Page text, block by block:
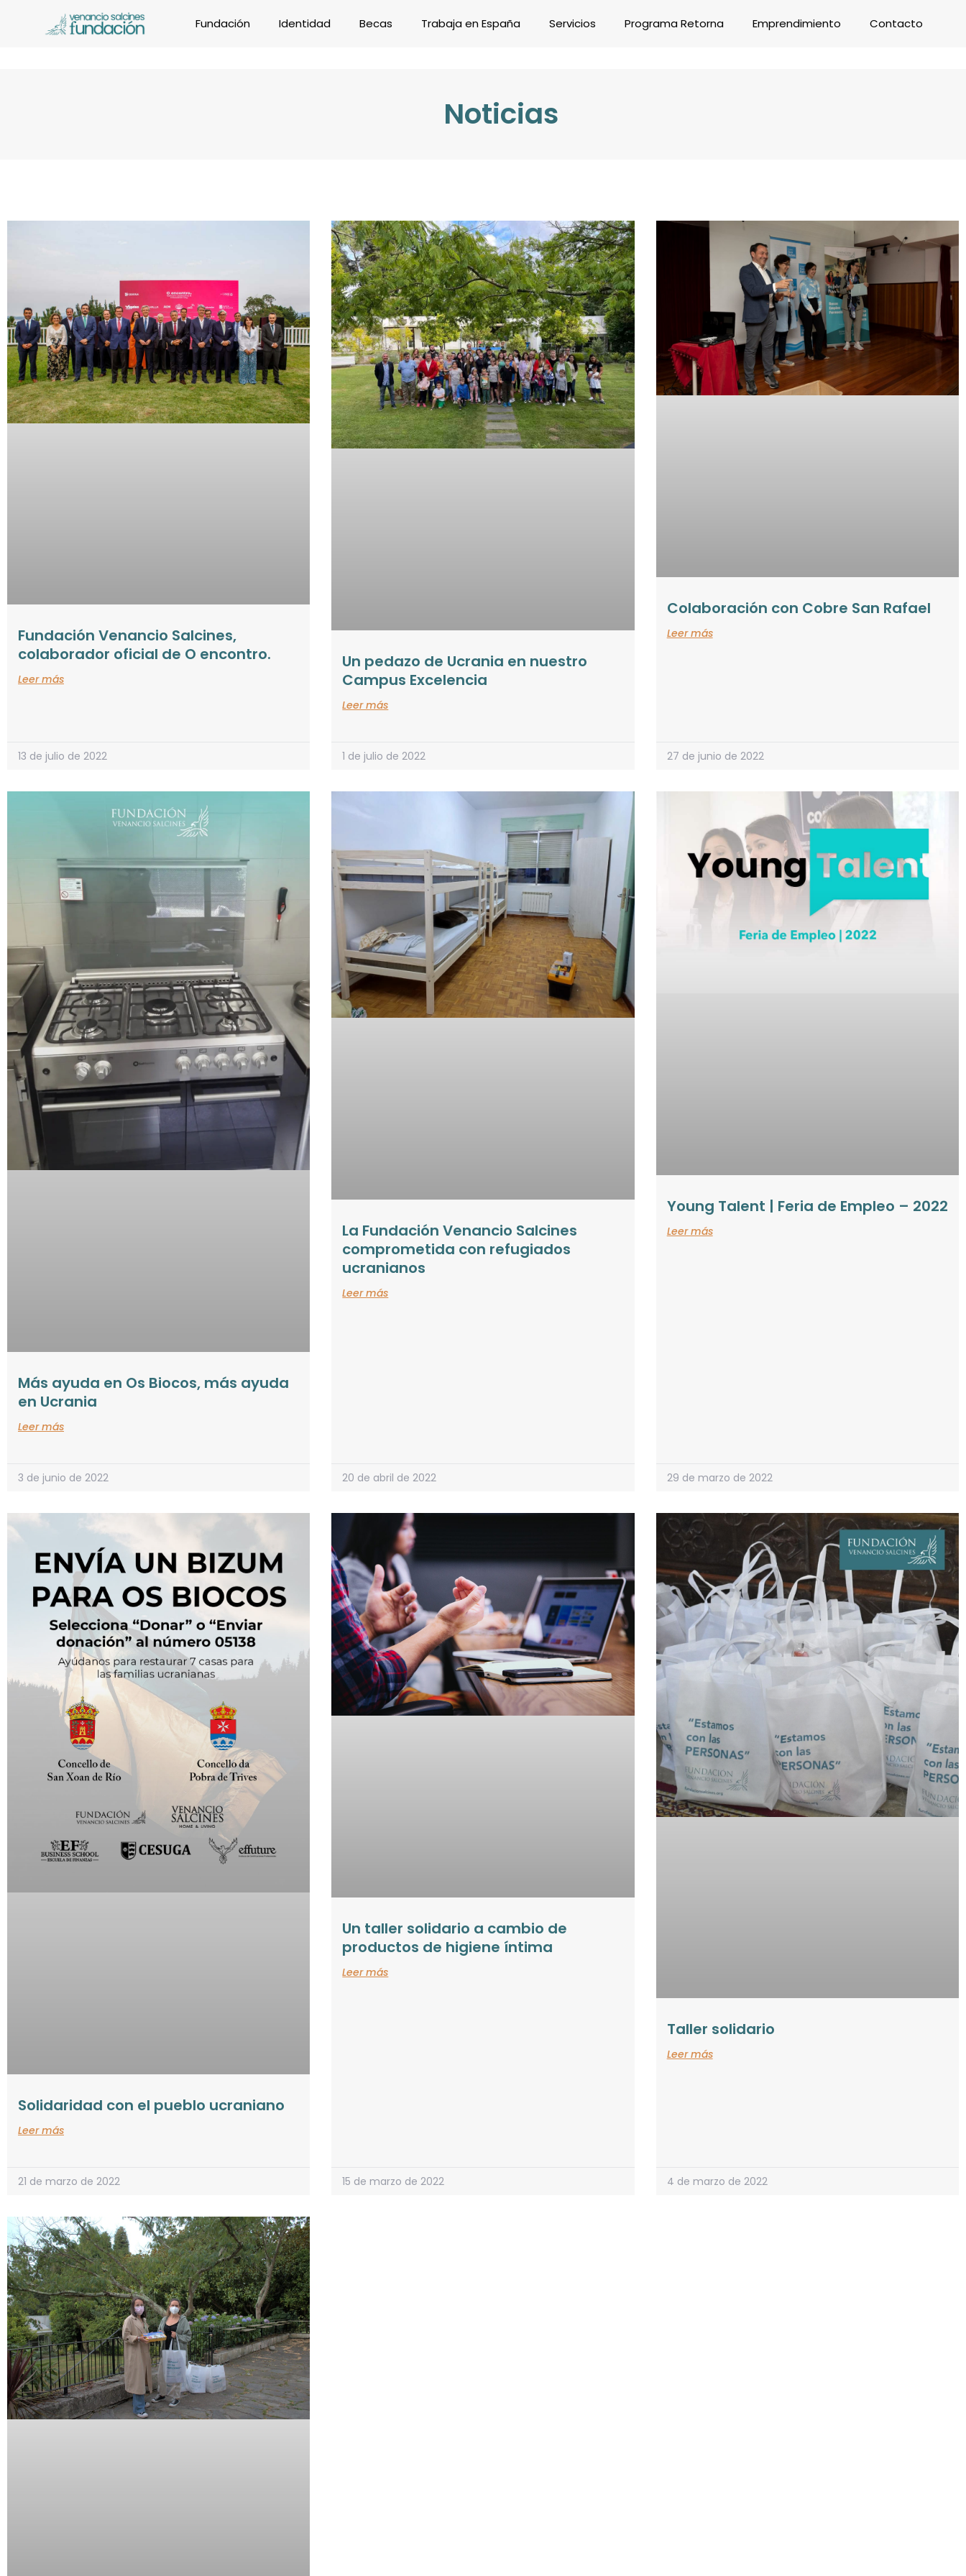
Fundación Identidad Becas Trabaja en España Servicios Programa Retorna Emprendimiento Contacto
Noticias
Fundación Venancio Salcines,
colaborador oficial de O encontro.
Leer más
13 de julio de 2022
Un pedazo de Ucrania en nuestro
Campus Excelencia
Leer más
1 de julio de 2022
Colaboración con Cobre San Rafael
Leer más
27 de junio de 2022
Más ayuda en Os Biocos, más ayuda
en Ucrania
Leer más
3 de junio de 2022
La Fundación Venancio Salcines
comprometida con refugiados
ucranianos
Leer más
20 de abril de 2022
Young Talent | Feria de Empleo – 2022
Leer más
29 de marzo de 2022
Solidaridad con el pueblo ucraniano
Leer más
21 de marzo de 2022
Un taller solidario a cambio de
productos de higiene íntima
Leer más
15 de marzo de 2022
Taller solidario
Leer más
4 de marzo de 2022